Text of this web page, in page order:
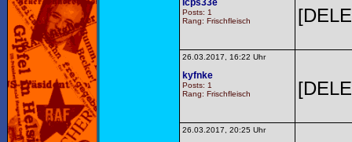
Icps33e
Posts: 1
Rang: Frischfleisch
26.03.2017, 16:22 Uhr
kyfnke
Posts: 1
Rang: Frischfleisch
26.03.2017, 20:25 Uhr